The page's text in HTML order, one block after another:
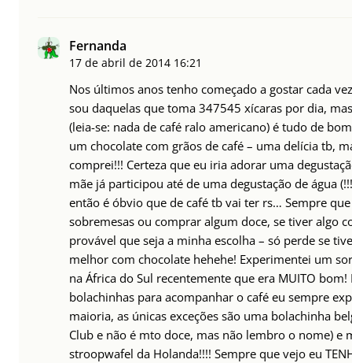
Fernanda
17 de abril de 2014 16:21
Nos últimos anos tenho começado a gostar cada
sou daquelas que toma 347545 xícaras por dia,
(leia-se: nada de café ralo americano) é tudo de
um chocolate com grãos de café – uma delícia tb,
comprei!!! Certeza que eu iria adorar uma
mãe já participou até de uma degustação de água
então é óbvio que de café tb vai ter rs… Sempre
sobremesas ou comprar algum doce, se tiver algo
provável que seja a minha escolha – só perde se
melhor com chocolate hehehe! Experimentei um
na África do Sul recentemente que era MUITO
bolachinhas para acompanhar o café eu sempre
maioria, as únicas exceções são uma bolachinha
Club e não é mto doce, mas não lembro o nome) e
stroopwafel da Holanda!!!! Sempre que vejo eu